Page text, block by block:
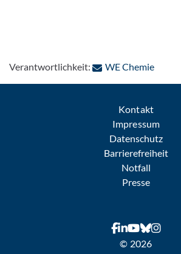
Verantwortlichkeit: WE Chemie: Per
Kontakt
Impressum
Datenschutz
Barrierefreiheit
Notfall
Presse
© 2026